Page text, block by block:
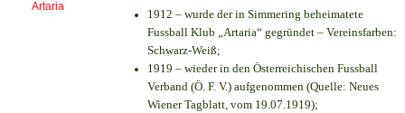
1912 – wurde der in Simmering beheimatete
Fussball Klub „Artaria“ gegründet – Vereinsfarben:
Schwarz-Weiß;
1919 – wieder in den Österreichischen Fussball
Verband (Ö. F. V.) aufgenommen (Quelle: Neues
Wiener Tagblatt, vom 19.07.1919);